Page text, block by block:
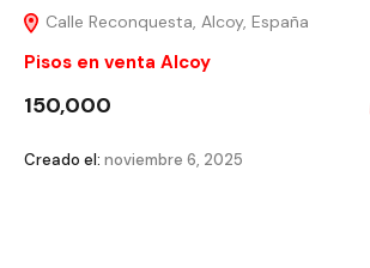
Calle Reconquesta, Alcoy, España
Pisos en venta Alcoy
150,000
Creado el: noviembre 6, 2025